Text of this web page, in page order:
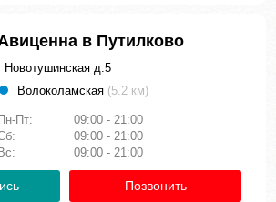
в Путилково
Новотушинская д.5
Волоколамская (5.2 км)
Пн-Пт:
09:00 - 21:00
09:00 - 21:00
Вс:
09:00 - 21:00
Позвонить